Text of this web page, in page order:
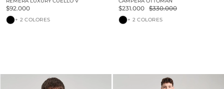
$92.000
+ 2 COLORES
$231.000 $330.000
+ 2 COLORES